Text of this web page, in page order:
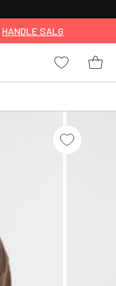
HANDLE SALG